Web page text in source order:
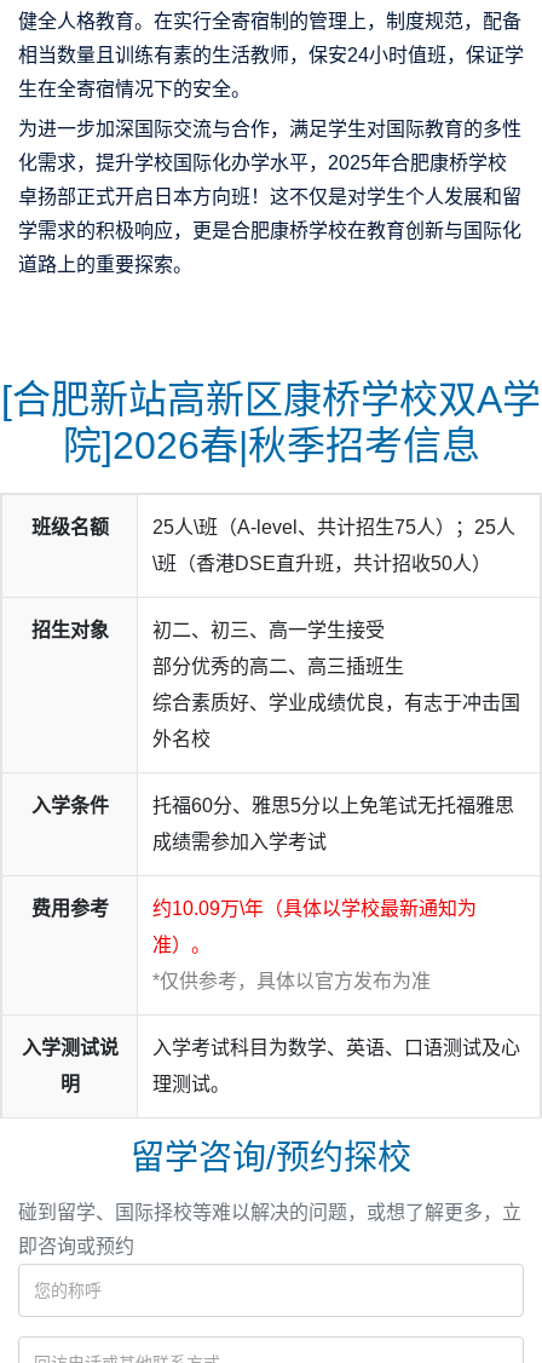
健全人格教育。在实行全寄宿制的管理上，制度规范，配备
相当数量且训练有素的生活教师，保安24小时值班，保证学
生在全寄宿情况下的安全。
为进一步加深国际交流与合作，满足学生对国际教育的多性
化需求，提升学校国际化办学水平，2025年合肥康桥学校
卓扬部正式开启日本方向班！这不仅是对学生个人发展和留
学需求的积极响应，更是合肥康桥学校在教育创新与国际化
道路上的重要探索。
2.5+1 学制课程
学生在完成2.5年国内日本方向课程的基础上，高三下半学
期安排赴日进入合作的日本学校-山梨学院高等学校，进行
最后1年日本方向课程的学习，符合毕业条件的可获得日本
山梨学院高等学校的毕业文凭。同时可与日本当地学生建立
友谊，更快、更好地融入日本的学习和生活，最后通过校内
推荐升读合作的日本大学，正式进入日本大学就读专业课
程。
[合肥新站高新区康桥学校双A学
院]2026春|秋季招考信息
班级名额
25人\班（A-level、共计招生75人）；25人
\班（香港DSE直升班，共计招收50人）
招生对象
初二、初三、高一学生接受
部分优秀的高二、高三插班生
综合素质好、学业成绩优良，有志于冲击国
外名校
入学条件
托福60分、雅思5分以上免笔试无托福雅思
成绩需参加入学考试
费用参考
约10.09万\年（具体以学校最新通知为
准）。
*仅供参考，具体以官方发布为准
入学测试说
明
入学考试科目为数学、英语、口语测试及心
理测试。
留学咨询/预约探校
碰到留学、国际择校等难以解决的问题，或想了解更多，立
即咨询或预约